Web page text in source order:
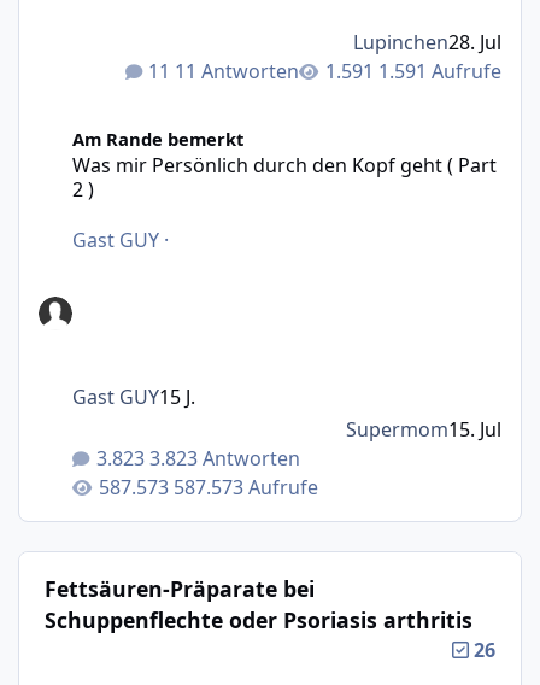
11 Antworten 1.591 Aufrufe
Lupinchen28. Jul
Am Rande bemerkt
Was mir Persönlich durch den Kopf geht ( Part
2 )
Gast GUY ·
3.823 Antworten
587.573 Aufrufe
Gast GUY15 J.
Supermom15. Jul
Fettsäuren-Präparate bei
Schuppenflechte oder Psoriasis arthritis
26